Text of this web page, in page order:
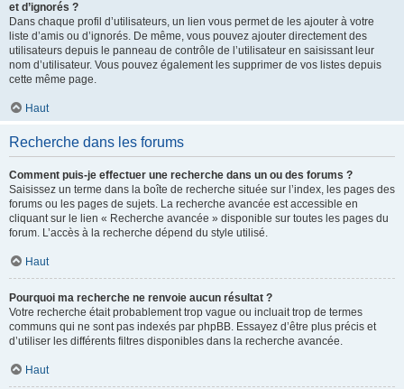
et d’ignorés ?
Dans chaque profil d’utilisateurs, un lien vous permet de les ajouter à votre
liste d’amis ou d’ignorés. De même, vous pouvez ajouter directement des
utilisateurs depuis le panneau de contrôle de l’utilisateur en saisissant leur
nom d’utilisateur. Vous pouvez également les supprimer de vos listes depuis
cette même page.
Haut
Recherche dans les forums
Comment puis-je effectuer une recherche dans un ou des forums ?
Saisissez un terme dans la boîte de recherche située sur l’index, les pages des
forums ou les pages de sujets. La recherche avancée est accessible en
cliquant sur le lien « Recherche avancée » disponible sur toutes les pages du
forum. L’accès à la recherche dépend du style utilisé.
Haut
Pourquoi ma recherche ne renvoie aucun résultat ?
Votre recherche était probablement trop vague ou incluait trop de termes
communs qui ne sont pas indexés par phpBB. Essayez d’être plus précis et
d’utiliser les différents filtres disponibles dans la recherche avancée.
Haut